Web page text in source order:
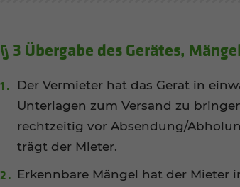
§ 3 Übergabe des Gerätes,
Der Vermieter hat das Gerät in
Unterlagen zum Versand zu
rechtzeitig vor Absendung/
trägt der Mieter.
Erkennbare Mängel hat der Mieter